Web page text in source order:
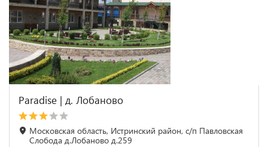
Paradise | д. Лобаново
Московская область, Истринский район, с/п Павловская
Слобода д.Лобаново д.259